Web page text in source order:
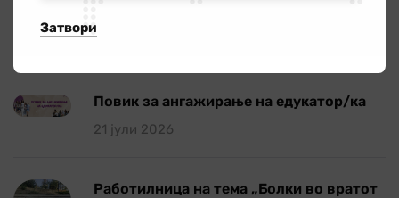
Повик за ангажирање на едукатор/ка
21 јули 2026
Работилница на тема „Болки во вратот
Затвори